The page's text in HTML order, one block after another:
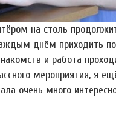
на столь
днём приходить
и работа
мероприятия, я
очень много